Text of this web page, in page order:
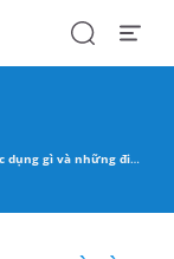
SearchOpen
những điều cha mẹ nên lưu ý